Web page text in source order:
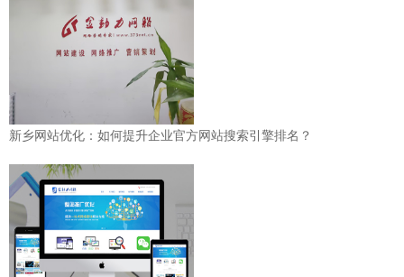
新乡网站优化：如何提升企业官方网站搜索引擎排名？